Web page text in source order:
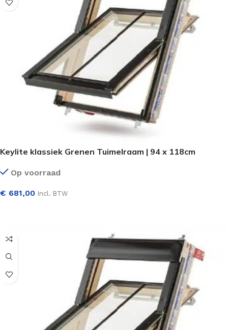
Keylite klassiek Grenen Tuimelraam | 94 x 118cm
Op voorraad
€ 681,00 Incl. BTW